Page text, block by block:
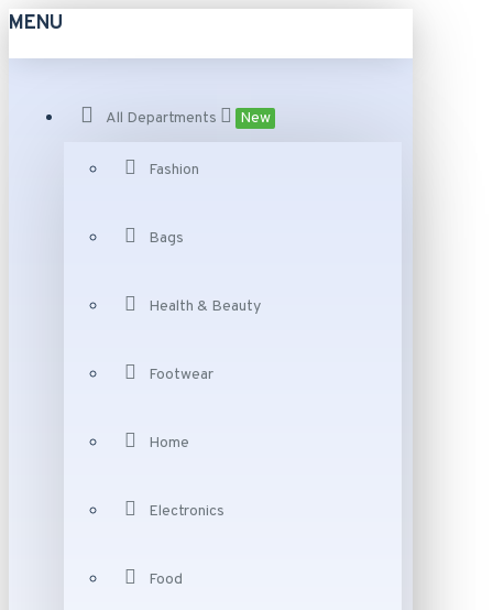
MENU
All Departments New
Fashion
Bags
Health & Beauty
Footwear
Home
Electronics
Food